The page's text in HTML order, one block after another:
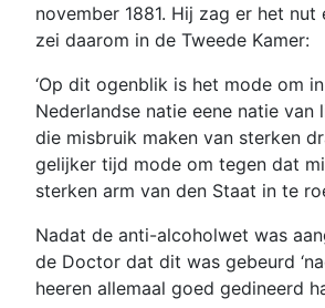
november 1881. Hij zag er het nut
zei daarom in de Tweede Kamer:
‘Op dit ogenblik is het mode om
Nederlandse natie eene natie van
die misbruik maken van sterken
gelijker tijd mode om tegen dat
sterken arm van den Staat in te
Nadat de anti-alcoholwet was
de Doctor dat dit was gebeurd
heeren allemaal goed gedineerd